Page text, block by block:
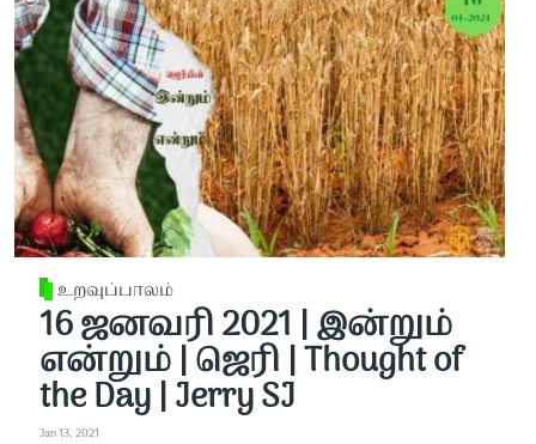
உறவுப்பாலம்
16 ஜனவரி 2021 | இன்றும்
என்றும் | ஜெரி | Thought of
the Day | Jerry SJ
Jan 13, 2021